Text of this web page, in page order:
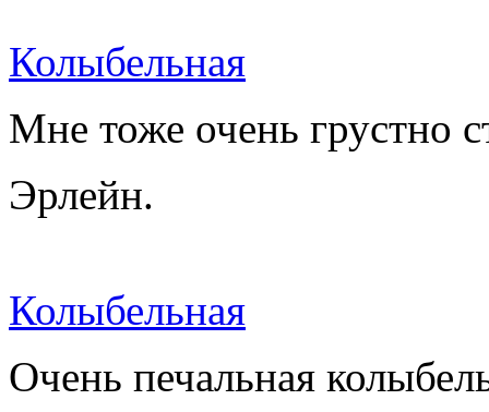
Колыбельная
Мне тоже очень грустно
Эрлейн.
Колыбельная
Очень печальная